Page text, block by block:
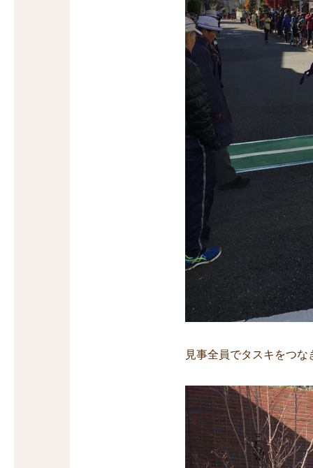
見事全員でタスキをつな